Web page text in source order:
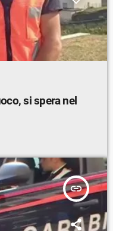
si spera nel
insert_link